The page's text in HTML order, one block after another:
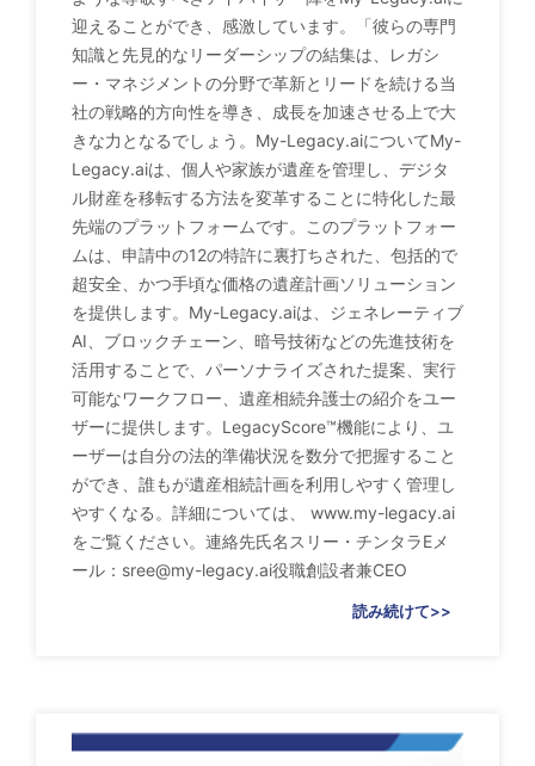
迎えることができ、感激しています。「彼らの専門
知識と先見的なリーダーシップの結集は、レガシ
ー・マネジメントの分野で革新とリードを続ける当
社の戦略的方向性を導き、成長を加速させる上で大
きな力となるでしょう。My-Legacy.aiについてMy-
Legacy.aiは、個人や家族が遺産を管理し、デジタ
ル財産を移転する方法を変革することに特化した最
先端のプラットフォームです。このプラットフォー
ムは、申請中の12の特許に裏打ちされた、包括的で
超安全、かつ手頃な価格の遺産計画ソリューション
を提供します。My-Legacy.aiは、ジェネレーティブ
AI、ブロックチェーン、暗号技術などの先進技術を
活用することで、パーソナライズされた提案、実行
可能なワークフロー、遺産相続弁護士の紹介をユー
ザーに提供します。LegacyScore™機能により、ユ
ーザーは自分の法的準備状況を数分で把握すること
ができ、誰もが遺産相続計画を利用しやすく管理し
やすくなる。詳細については、 www.my-legacy.ai
をご覧ください。連絡先氏名スリー・チンタラEメ
ール： sree@my-legacy.ai役職創設者兼CEO
読み続けて>>